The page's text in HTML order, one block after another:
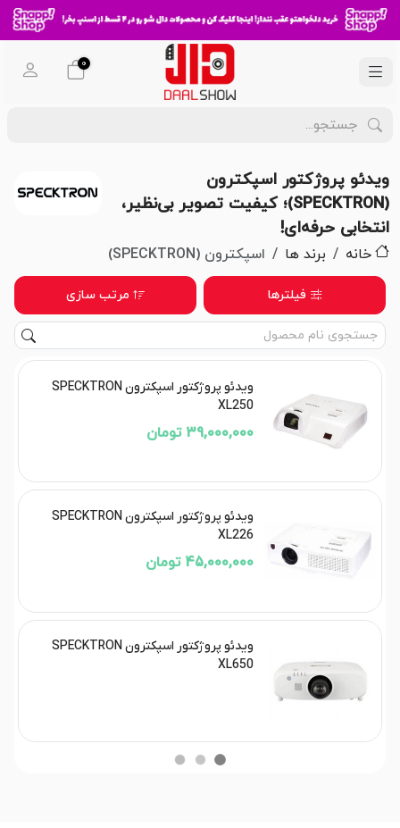
0
ویدئو پروژکتور اسپکترون
(SPECKTRON)؛ کیفیت تصویر بی‌نظیر،
انتخابی حرفه‌ای!
خانه برند ها اسپکترون (SPECKTRON)
فیلترها مرتب سازی
ویدئو پروژکتور اسپکترون SPECKTRON
XL250
39,000,000 تومان
ویدئو پروژکتور اسپکترون SPECKTRON
XL226
45,000,000 تومان
ویدئو پروژکتور اسپکترون SPECKTRON
XL650